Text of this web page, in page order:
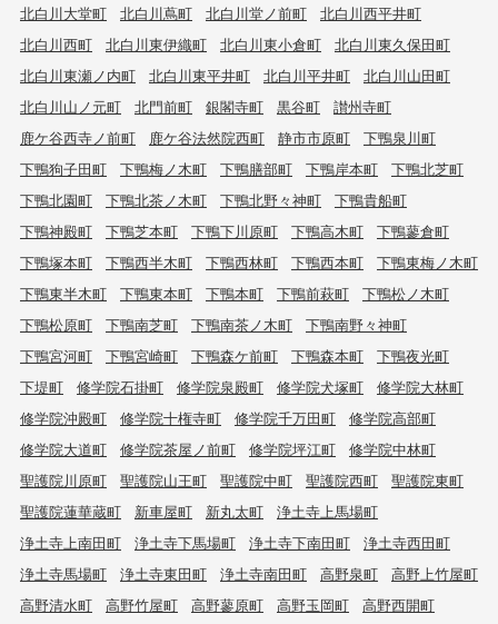
北白川大堂町
北白川蔦町 北白川堂ノ前町
北白川西平井町
北白川西町
北白川東伊織町 北白川東小倉町
北白川東久保田町
北白川東瀬ノ内町
北白川東平井町 北白川平井町
北白川山田町
北白川山ノ元町
北門前町 銀閣寺町 黒谷町
讃州寺町
鹿ケ谷西寺ノ前町
鹿ケ谷法然院西町 静市市原町
下鴨泉川町
下鴨狗子田町
下鴨梅ノ木町 下鴨膳部町 下鴨岸本町
下鴨北芝町
下鴨北園町
下鴨北茶ノ木町 下鴨北野々神町
下鴨貴船町
下鴨神殿町
下鴨芝本町 下鴨下川原町 下鴨高木町
下鴨蓼倉町
下鴨塚本町
下鴨西半木町 下鴨西林町 下鴨西本町
下鴨東梅ノ木町
下鴨東半木町
下鴨東本町 下鴨本町 下鴨前萩町
下鴨松ノ木町
下鴨松原町
下鴨南芝町 下鴨南茶ノ木町
下鴨南野々神町
下鴨宮河町
下鴨宮崎町 下鴨森ケ前町 下鴨森本町
下鴨夜光町
下堤町
修学院石掛町 修学院泉殿町 修学院犬塚町
修学院大林町
修学院沖殿町
修学院十権寺町 修学院千万田町
修学院高部町
修学院大道町
修学院茶屋ノ前町 修学院坪江町
修学院中林町
聖護院川原町
聖護院山王町 聖護院中町 聖護院西町
聖護院東町
聖護院蓮華蔵町
新車屋町 新丸太町
浄土寺上馬場町
浄土寺上南田町
浄土寺下馬場町 浄土寺下南田町
浄土寺西田町
浄土寺馬場町
浄土寺東田町 浄土寺南田町 高野泉町
高野上竹屋町
高野清水町
高野竹屋町 高野蓼原町 高野玉岡町
高野西開町